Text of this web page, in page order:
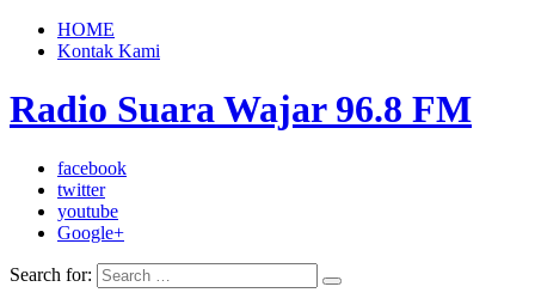
HOME
Kontak Kami
Radio Suara Wajar 96.8 FM
facebook
twitter
youtube
Google+
Search for: